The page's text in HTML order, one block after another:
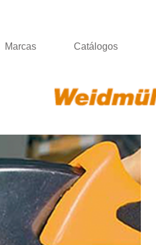
Marcas Catálogos